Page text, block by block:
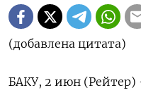
(добавлена цитата)
БАКУ, 2 июн (Рейтер)